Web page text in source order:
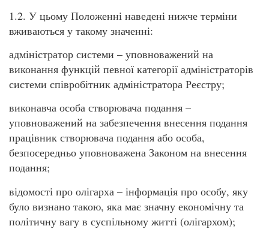
1.2. У цьому Положенні наведені нижче терміни
вживаються у такому значенні:
адміністратор системи – уповноважений на
виконання функцій певної категорії адміністраторів
системи співробітник адміністратора Реєстру;
виконавча особа створювача подання –
уповноважений на забезпечення внесення подання
працівник створювача подання або особа,
безпосередньо уповноважена Законом на внесення
подання;
відомості про олігарха – інформація про особу, яку
було визнано такою, яка має значну економічну та
політичну вагу в суспільному житті (олігархом);